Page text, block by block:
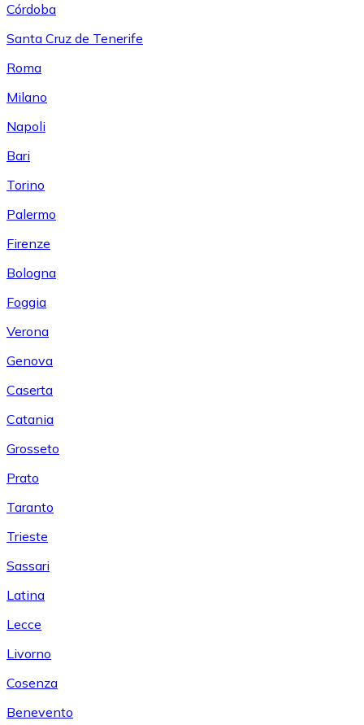
Córdoba
Santa Cruz de Tenerife
Roma
Milano
Napoli
Bari
Torino
Palermo
Firenze
Bologna
Foggia
Verona
Genova
Caserta
Catania
Grosseto
Prato
Taranto
Trieste
Sassari
Latina
Lecce
Livorno
Cosenza
Benevento